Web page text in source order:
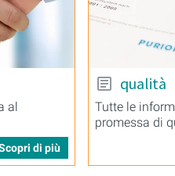
al
di più
qualità
Tutte le
promessa di